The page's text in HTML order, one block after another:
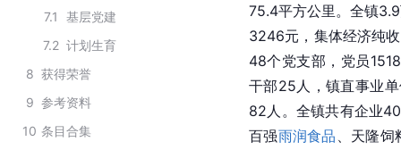
7.1
基层党建
7.2 计划生育
8 获得荣誉
9 参考资料
10 条目合集
75.4平方公里。全镇
3246元，集体经济纯
48个党支部，党员
干部25人，镇直事业
82人。全镇共有企业
百强雨润食品 、天隆